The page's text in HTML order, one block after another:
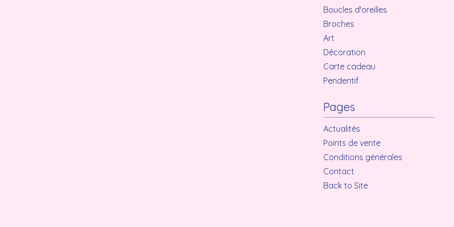
Boucles d'oreilles
Broches
Art
Décoration
Carte cadeau
Pendentif
Pages
Actualités
Points de vente
Conditions générales
Contact
Back to Site